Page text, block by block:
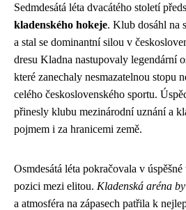
Sedmdesátá léta dvacátého století
kladenského hokeje. Klub dosáhl na
a stal se dominantní silou v
dresu Kladna nastupovaly legendární
které zanechaly nesmazatelnou stopu
celého československého sportu.
přinesly klubu mezinárodní uznání a
pojmem i za hranicemi země.
Osmdesátá léta pokračovala v
pozici mezi elitou. Kladenská aréna
a atmosféra na zápasech patřila k